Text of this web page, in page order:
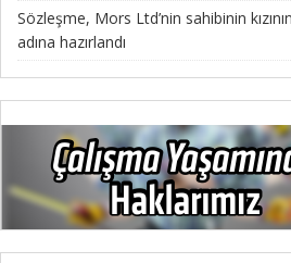
Sözleşme, Mors Ltd’nin sahibinin
adına hazırlandı